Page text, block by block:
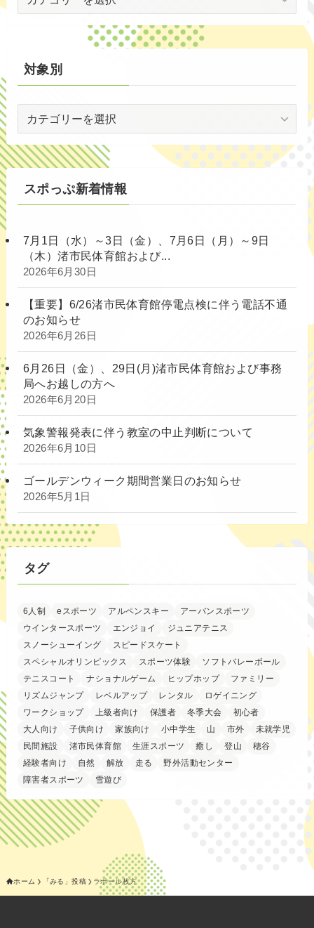
対象別
別
スポっぷ新着情報
7月1日（水）～3日（金）、7月6日（月）～9日
（木）渚市民体育館および...
2026年6月30日
【重要】6/26渚市民体育館停電点検に伴う電話不通
のお知らせ
2026年6月26日
6月26日（金）、29日(月)渚市民体育館および事務
局へお越しの方へ
2026年6月20日
気象警報発表に伴う教室の中止判断について
2026年6月10日
ゴールデンウィーク期間営業日のお知らせ
2026年5月1日
タグ
6人制 eスポーツ アルペンスキー
アーバンスポーツ
ウインタースポーツ
エンジョイ
ジュニアテニス
スノーシューイング
スピードスケート
スペシャルオリンピックス
スポーツ体験
ソフトバレーボール
テニスコート
ナショナルゲーム ヒップホップ
ファミリー
リズムジャンプ
レベルアップ レンタル
ロゲイニング
ワークショップ
上級者向け 保護者 冬季大会
初心者
大人向け
子供向け 家族向け 小中学生 山 市外
未就学児
民間施設
渚市民体育館 生涯スポーツ 癒し 登山
穂谷
経験者向け
自然 解放 走る
野外活動センター
障害者スポーツ
雪遊び
ホーム 「みる」投稿 ラポール枚方